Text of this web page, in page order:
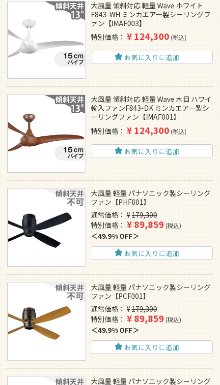
大風量 傾斜対応 軽量 Wave ホワイト
F843-WH ミンカエアー製シーリングフ
ァン【IMAF003】
特別価格
¥124,300 税込
お気に入りに追加
大風量 傾斜対応 軽量 Wave 木目 ハワイ
輸入ファンF843-DK ミンカエアー製シ
ーリングファン【IMAF001】
特別価格
¥124,300 税込
お気に入りに追加
大風量 軽量 パナソニック製シーリング
ファン【PHF001】
通常価格
¥179,300
特別価格
¥89,859 税込
49.9% OFF
お気に入りに追加
大風量 軽量 パナソニック製シーリング
ファン【PCF001】
通常価格
¥179,300
特別価格
¥89,859 税込
49.9% OFF
お気に入りに追加
大風量 軽量 パナソニック製シーリング